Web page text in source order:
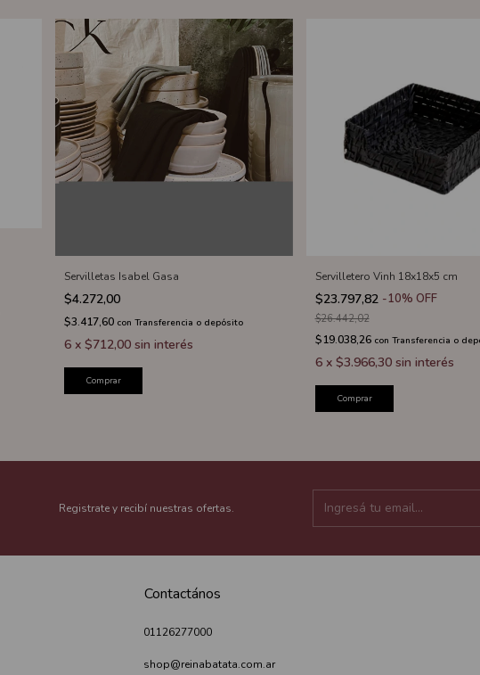
Servilletas Isabel Gasa
$4.272,00
$3.417,60 con Transferencia o depósito
6 x$712,00 sin interés
Comprar
Servilletero Vinh 18x18x5 cm
$23.797,82 -10% OFF
$26.442,02
$19.038,26 con Transferencia o
6 x $3.966,30 sin interés
Comprar
Registrate y recibí nuestras ofertas.
Contactános
01126277000
shop@reinabatata.com.ar